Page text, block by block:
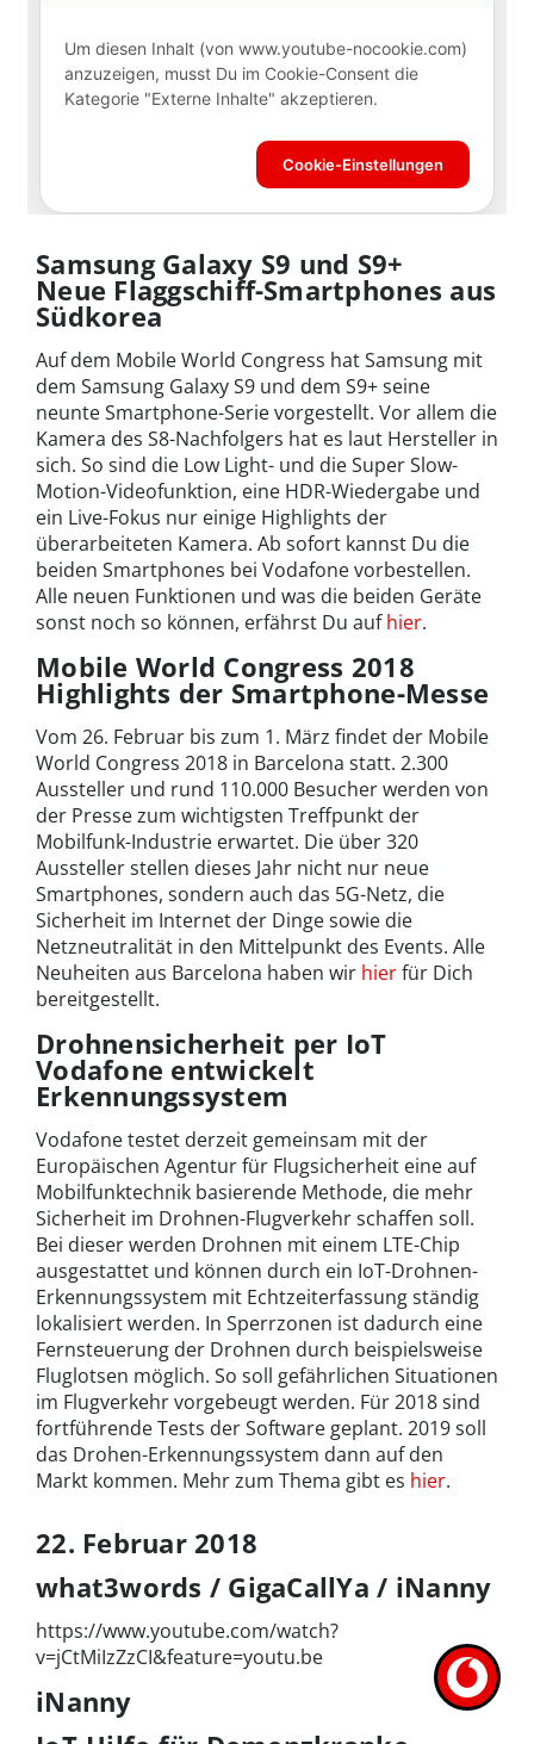
Samsung Galaxy S9 und S9+
Neue Flaggschiff-Smartphones aus
Südkorea
Auf dem Mobile World Congress hat Samsung mit
dem Samsung Galaxy S9 und dem S9+ seine
neunte Smartphone-Serie vorgestellt. Vor allem die
Kamera des S8-Nachfolgers hat es laut Hersteller in
sich. So sind die Low Light- und die Super Slow-
Motion-Videofunktion, eine HDR-Wiedergabe und
ein Live-Fokus nur einige Highlights der
überarbeiteten Kamera. Ab sofort kannst Du die
beiden Smartphones bei Vodafone vorbestellen.
Alle neuen Funktionen und was die beiden Geräte
sonst noch so können, erfährst Du aufhier.
Mobile World Congress 2018
Highlights der Smartphone-Messe
Vom 26. Februar bis zum 1. März findet der Mobile
World Congress 2018 in Barcelona statt. 2.300
Aussteller und rund 110.000 Besucher werden von
der Presse zum wichtigsten Treffpunkt der
Mobilfunk-Industrie erwartet. Die über 320
Aussteller stellen dieses Jahr nicht nur neue
Smartphones, sondern auch das 5G-Netz, die
Sicherheit im Internet der Dinge sowie die
Netzneutralität in den Mittelpunkt des Events. Alle
Neuheiten aus Barcelona haben wir hierfür Dich
bereitgestellt.
Drohnensicherheit per IoT
Vodafone entwickelt
Erkennungssystem
Vodafone testet derzeit gemeinsam mit der
Europäischen Agentur für Flugsicherheit eine auf
Mobilfunktechnik basierende Methode, die mehr
Sicherheit im Drohnen-Flugverkehr schaffen soll.
Bei dieser werden Drohnen mit einem LTE-Chip
ausgestattet und können durch ein IoT-Drohnen-
Erkennungssystem mit Echtzeiterfassung ständig
lokalisiert werden. In Sperrzonen ist dadurch eine
Fernsteuerung der Drohnen durch beispielsweise
Fluglotsen möglich. So soll gefährlichen Situationen
im Flugverkehr vorgebeugt werden. Für 2018 sind
fortführende Tests der Software geplant. 2019 soll
das Drohen-Erkennungssystem dann auf den
Markt kommen. Mehr zum Thema gibt es hier.
22. Februar 2018
what3words / GigaCallYa / iNanny
https://www.youtube.com/watch?
v=jCtMiIzZzCI&feature=youtu.be
iNanny